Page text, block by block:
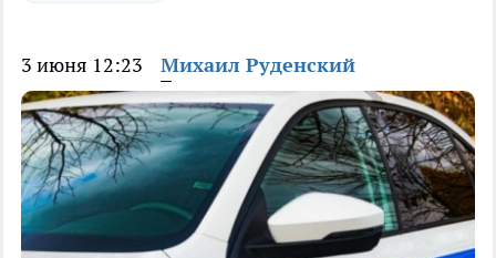
3 июня 12:23 Михаил Руденский